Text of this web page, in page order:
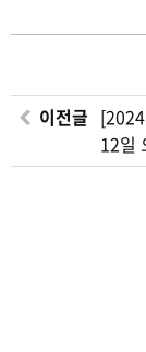
이전글
12일